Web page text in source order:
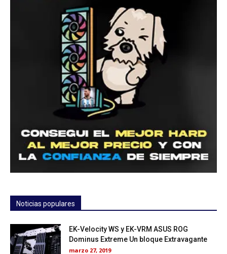
Noticias populares
EK-Velocity WS y EK-VRM ASUS ROG
Dominus Extreme Un bloque Extravagante
marzo 27, 2019